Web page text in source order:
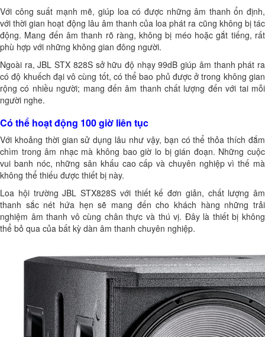
Với công suất mạnh mẽ, giúp loa có được những âm thanh ổn định,
với thời gian hoạt động lâu âm thanh của loa phát ra cũng không bị tác
động. Mang đến âm thanh rõ ràng, không bị méo hoặc gắt tiếng, rất
phù hợp với những không gian đông người.
Ngoài ra, JBL STX 828S sở hữu độ nhạy 99dB giúp âm thanh phát ra
có độ khuếch đại vô cùng tốt, có thể bao phủ được ở trong không gian
rộng có nhiều người; mang đến âm thanh chất lượng đến với tai mỗi
người nghe.
Có thể hoạt động 100 giờ liên tục
Với khoảng thời gian sử dụng lâu như vậy, bạn có thể thỏa thích đắm
chìm trong âm nhạc mà không bao giờ lo bị gián đoạn. Những cuộc
vui banh nóc, những sân khấu cao cấp và chuyên nghiệp vì thế mà
không thể thiếu được thiết bị này.
Loa hội trường JBL STX828S với thiết kế đơn giản, chất lượng âm
thanh sắc nét hứa hẹn sẽ mang đến cho khách hàng những trải
nghiệm âm thanh vô cùng chân thực và thú vị. Đây là thiết bị không
thể bỏ qua của bất kỳ dàn âm thanh chuyên nghiệp.